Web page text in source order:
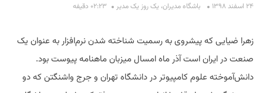
۲۴ اسفند ۱۳۹۸ باشگاه مدیران، یک روز یک مدیر ۰۲:۲۳ دقیفه
زهرا ضیایی که پیشروی به رسمیت شناخته شدن نرم‌افزار به عنوان یک
صنعت در ایران است آذر ماه امسال میزبان ماهنامه پیوست بود.
دانش‌آموخته علوم کامپیوتر در دانشگاه تهران و جرج واشنگتن که دو